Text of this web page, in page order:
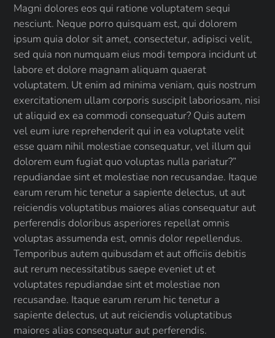
Magni dolores eos qui ratione voluptatem sequi
nesciunt. Neque porro quisquam est, qui dolorem
ipsum quia dolor sit amet, consectetur, adipisci velit,
sed quia non numquam eius modi tempora incidunt ut
labore et dolore magnam aliquam quaerat
voluptatem. Ut enim ad minima veniam, quis nostrum
exercitationem ullam corporis suscipit laboriosam, nisi
ut aliquid ex ea commodi consequatur? Quis autem
vel eum iure reprehenderit qui in ea voluptate velit
esse quam nihil molestiae consequatur, vel illum qui
dolorem eum fugiat quo voluptas nulla pariatur?”
repudiandae sint et molestiae non recusandae. Itaque
earum rerum hic tenetur a sapiente delectus, ut aut
reiciendis voluptatibus maiores alias consequatur aut
perferendis doloribus asperiores repellat omnis
voluptas assumenda est, omnis dolor repellendus.
Temporibus autem quibusdam et aut officiis debitis
aut rerum necessitatibus saepe eveniet ut et
voluptates repudiandae sint et molestiae non
recusandae. Itaque earum rerum hic tenetur a
sapiente delectus, ut aut reiciendis voluptatibus
maiores alias consequatur aut perferendis.